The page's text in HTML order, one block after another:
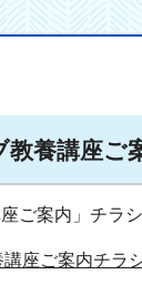
教養講座ご
ご案内」チラ
座ご案内チラ